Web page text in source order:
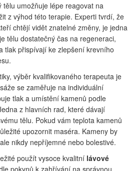
tělu umožňuje lépe reagovat na
z výhod této terapie. Experti tvrdí, že
chtějí vidět znatelné změny, je jedna
tělu dostatečný čas na regeneraci,
tlak přispívají ke zlepšení krevního
výběr kvalifikovaného terapeuta je
se zaměřuje na individuální
tlak a umístění kamenů podle
z hlavních rad, které dávají
tělu. Pokud vám teplota kamenů
upozornit maséra. Kameny by
nikdy nepříjemné nebo bolestivé.
použít vysoce kvalitní lávové